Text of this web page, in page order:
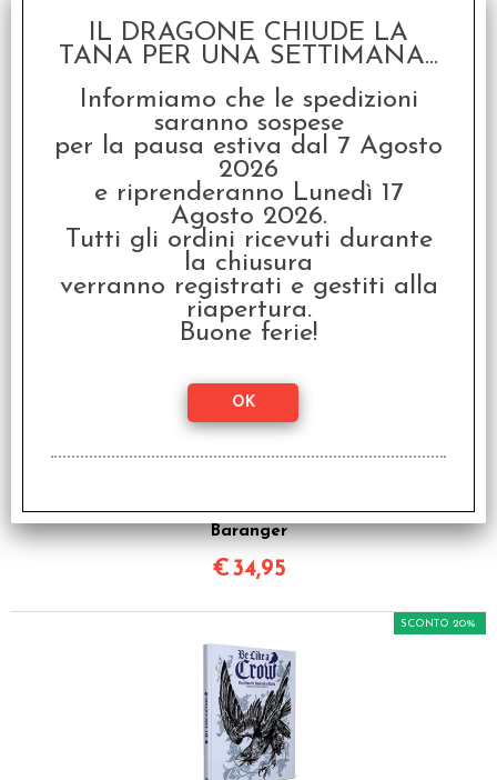
Daggerheart - Deluxe
Box Italiano
€ 99,99
€79,99
- Illustrato da François
Baranger
€34,95
SCONTO 20%
IL DRAGONE CHIUDE LA
TANA PER UNA SETTIMANA...
Informiamo che le spedizioni
saranno sospese
per la pausa estiva dal 7 Agosto
2026
e riprenderanno Lunedì 17
Agosto 2026.
Tutti gli ordini ricevuti durante
la chiusura
verranno registrati e gestiti alla
riapertura.
Buone ferie!